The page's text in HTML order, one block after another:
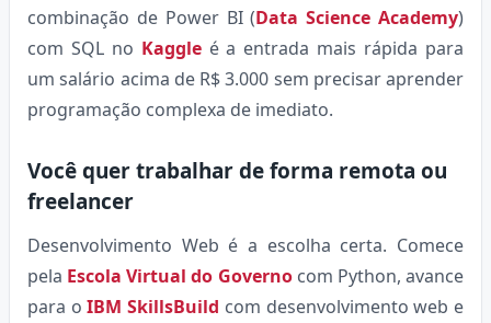
combinação de Power BI (Data Science Academy)
com SQL no Kaggleé a entrada mais rápida para
um salário acima de R$ 3.000 sem precisar aprender
programação complexa de imediato.
Você quer trabalhar de forma remota ou
freelancer
Desenvolvimento Web é a escolha certa. Comece
pela Escola Virtual do Governocom Python, avance
para oIBM SkillsBuild com desenvolvimento web e